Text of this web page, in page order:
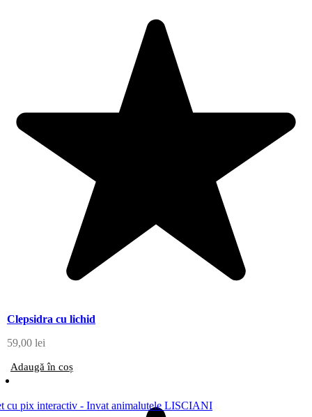
Clepsidra cu lichid
59,00 lei
Adaugă în coș